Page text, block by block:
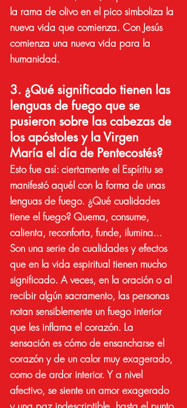
la rama de olivo en el pico simboliza la
nueva vida que comienza. Con Jesús
comienza una nueva vida para la
humanidad.
3. ¿Qué significado tienen las
lenguas de fuego que se
pusieron sobre las cabezas de
los apóstoles y la Virgen
María el día de Pentecostés?
Esto fue así: ciertamente el Espíritu se
manifestó aquél con la forma de unas
lenguas de fuego. ¿Qué cualidades
tiene el fuego? Quema, consume,
calienta, reconforta, funde, ilumina...
Son una serie de cualidades y efectos
que en la vida espiritual tienen mucho
significado. A veces, en la oración o al
recibir algún sacramento, las personas
notan sensiblemente un fuego interior
que les inflama el corazón. La
sensación es cómo de ensancharse el
corazón y de un calor muy exagerado,
como de ardor interior. Y a nivel
afectivo, se siente un amor exagerado